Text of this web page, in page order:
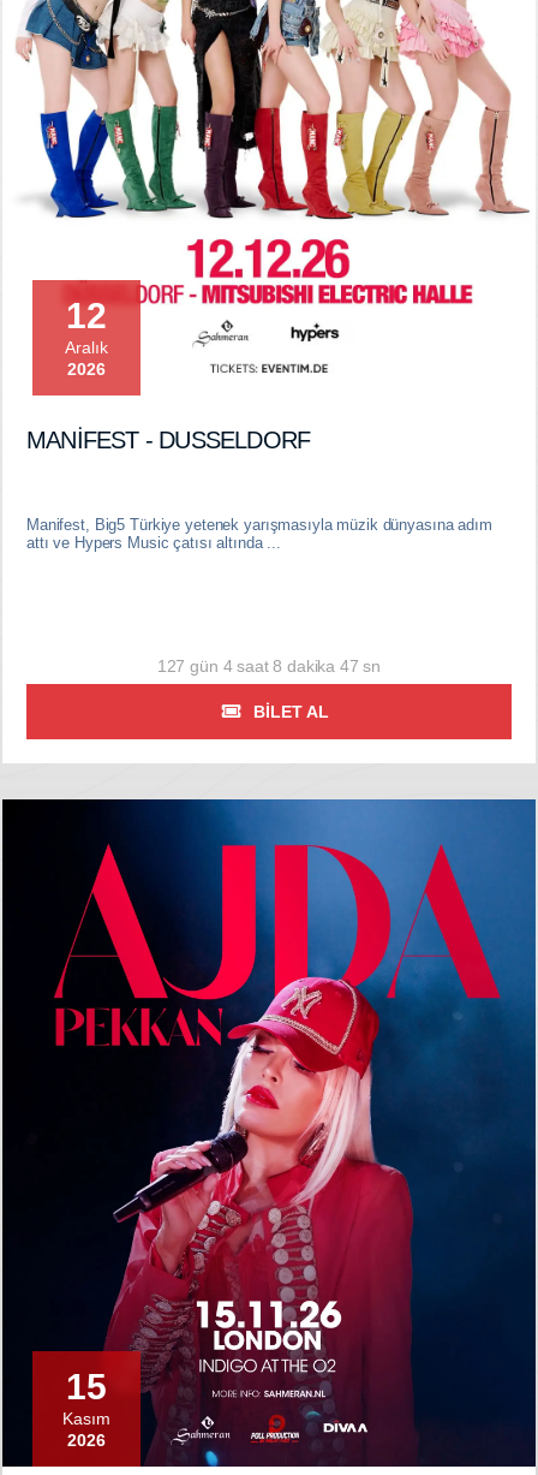
12
Aralık
2026
MANİFEST - DUSSELDORF
Manifest, Big5 Türkiye yetenek yarışmasıyla müzik dünyasına adım
attı ve Hypers Music çatısı altında ...
127 gün 4 saat 8 dakika 46 sn
BILET AL
15
Kasım
2026